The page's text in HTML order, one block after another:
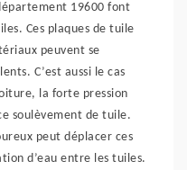
19600 font
Ces plaques de tuile
peuvent se
C’est aussi le cas
la forte pression
soulèvement de tuile.
peut déplacer ces
d’eau entre les tuiles.